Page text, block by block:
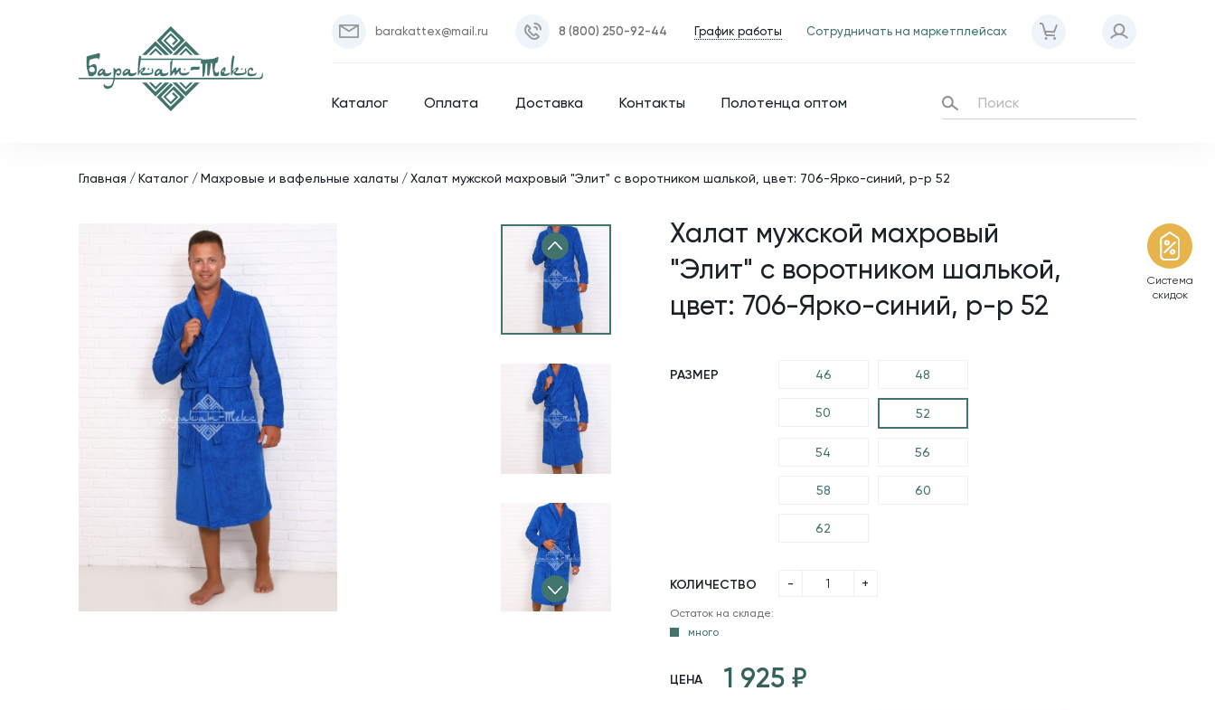
barakattex@mail.ru 8 (800) 250-92-44 График работы Сотрудничать на маркетплейсах
Каталог Оплата Доставка Контакты Полотенца оптом
Главная Каталог Махровые и вафельные халаты Халат мужской махровый "Элит" с воротником шалькой, цвет: 706-Ярко-синий, р-р 52
Халат мужской махровый
"Элит" с воротником шалькой,
цвет: 706-Ярко-синий, р-р 52
РАЗМЕР 46 48
50 52
54 56
58 60
62
КОЛИЧЕСТВО - +
Остаток на складе:
много
ЦЕНА 1 925
Система
скидок